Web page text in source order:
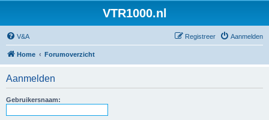
VTR1000.nl
V&A Aanmelden
Registreer
Home Forumoverzicht
Aanmelden
Gebruikersnaam: